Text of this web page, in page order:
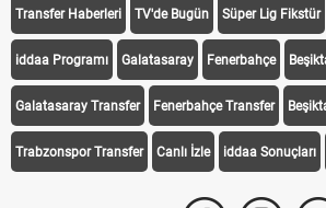
Transfer Haberleri TV'de Bugün Süper Lig Fikstür
iddaa Programı Galatasaray Fenerbahçe
Galatasaray Transfer Fenerbahçe Transfer
Trabzonspor Transfer Canlı İzle iddaa Sonuçları